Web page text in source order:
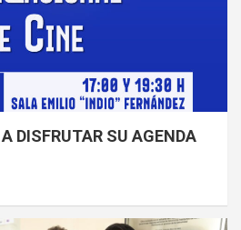
DISFRUTAR SU AGENDA